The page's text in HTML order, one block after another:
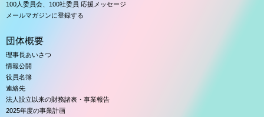
100人委員会、100社委員 応援メッセージ
メールマガジンに登録する
団体概要
理事長あいさつ
情報公開
役員名簿
連絡先
法人設立以来の財務諸表・事業報告
2025年度の事業計画